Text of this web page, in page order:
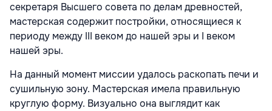
секретаря Высшего совета по делам древностей,
мастерская содержит постройки, относящиеся к
периоду между III веком до нашей эры и I веком
нашей эры.
На данный момент миссии удалось раскопать печи и
сушильную зону. Мастерская имела правильную
круглую форму. Визуально она выглядит как